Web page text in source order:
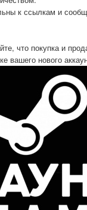
к ссылкам и
что покупка и
вашего нового